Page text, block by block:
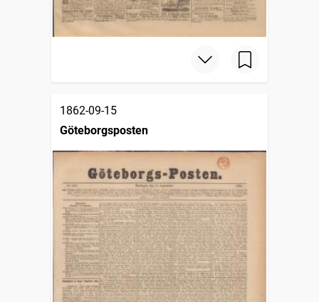
1862-09-15
Göteborgsposten